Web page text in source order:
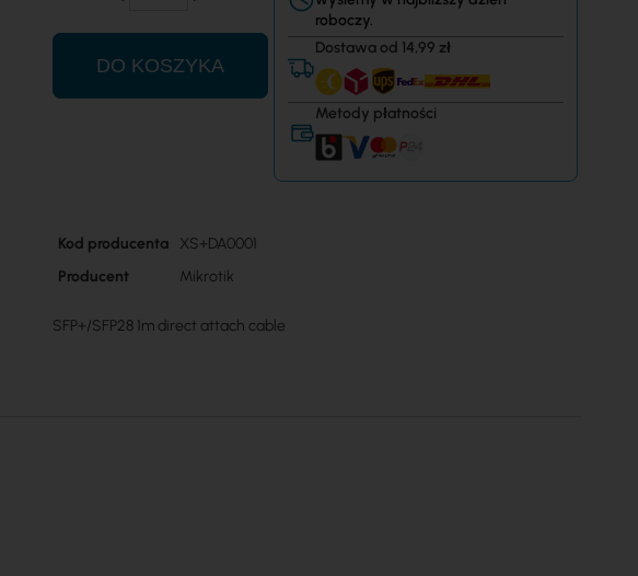
DO KOSZYKA
roboczy.
Dostawa od 14,99 zł
Metody płatności
Więcej
Kod producenta
XS+DA0001
Producent
Mikrotik
SFP+/SFP28 1m direct attach cable